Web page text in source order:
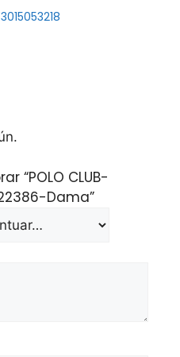
“POLO CLUB-
22386-Dama”